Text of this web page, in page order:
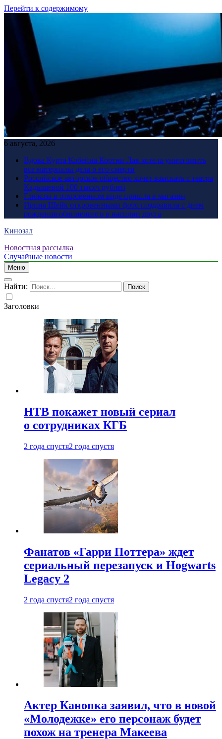
Перейти к содержимому
6 августа, 2026
Вдова Курта Кобейна Кортни Лав хотела уничтожить
все материалы дела о его смерти
Российское авторское общество хочет взыскать с театра
Кадышевой 100 тысяч рублей
Глюкоза в откровенном виде пришла в магазин
Ирина Шейк откровенными фото поздравила с днем
рождения обвиненного в насилии друга
Кинозал
Новостная рассылка
Случайные новости
Меню
Найти:
Заголовки
НТВ покажет новый сериал
о сотрудниках КГБ
2 года спустя2 года спустя
Фанатов «Гарри Поттера» ждет
сериальный перезапуск и Hogwarts
Legacy 2
2 года спустя2 года спустя
Актер Канопка заявил, что в новой
«Молодежке» его персонаж будет
похож на тренера Макеева